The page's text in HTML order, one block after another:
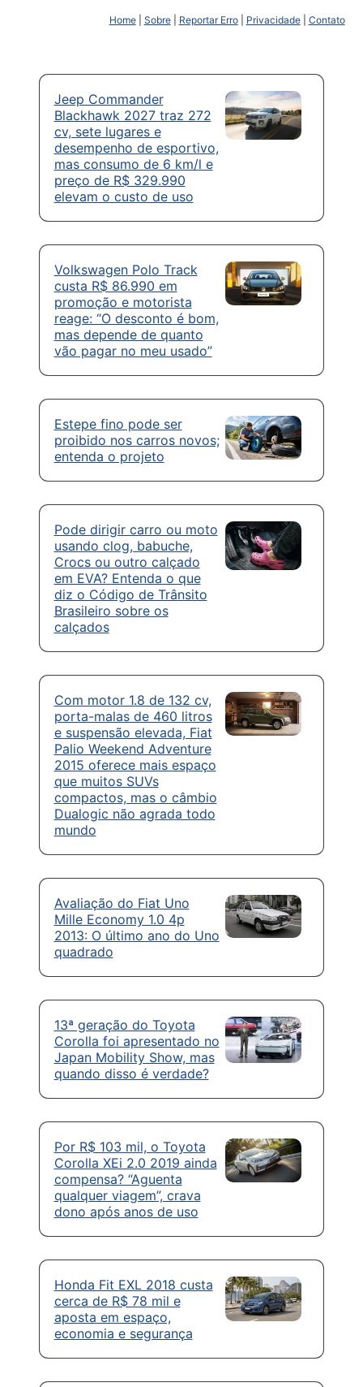
Home| Sobre| Reportar Erro| Privacidade| Contato
Jeep Commander
Blackhawk 2027 traz 272
cv, sete lugares e
desempenho de esportivo,
mas consumo de 6 km/l e
preço de R$ 329.990
elevam o custo de uso
Volkswagen Polo Track
custa R$ 86.990 em
promoção e motorista
reage: “O desconto é bom,
mas depende de quanto
vão pagar no meu usado”
Estepe fino pode ser
proibido nos carros novos;
entenda o projeto
Pode dirigir carro ou moto
usando clog, babuche,
Crocs ou outro calçado
em EVA? Entenda o que
diz o Código de Trânsito
Brasileiro sobre os
calçados
Com motor 1.8 de 132 cv,
porta-malas de 460 litros
e suspensão elevada, Fiat
Palio Weekend Adventure
2015 oferece mais espaço
que muitos SUVs
compactos, mas o câmbio
Dualogic não agrada todo
mundo
Avaliação do Fiat Uno
Mille Economy 1.0 4p
2013: O último ano do Uno
quadrado
13ª geração do Toyota
Corolla foi apresentado no
Japan Mobility Show, mas
quando disso é verdade?
Por R$ 103 mil, o Toyota
Corolla XEi 2.0 2019 ainda
compensa? “Aguenta
qualquer viagem”, crava
dono após anos de uso
Honda Fit EXL 2018 custa
cerca de R$ 78 mil e
aposta em espaço,
economia e segurança